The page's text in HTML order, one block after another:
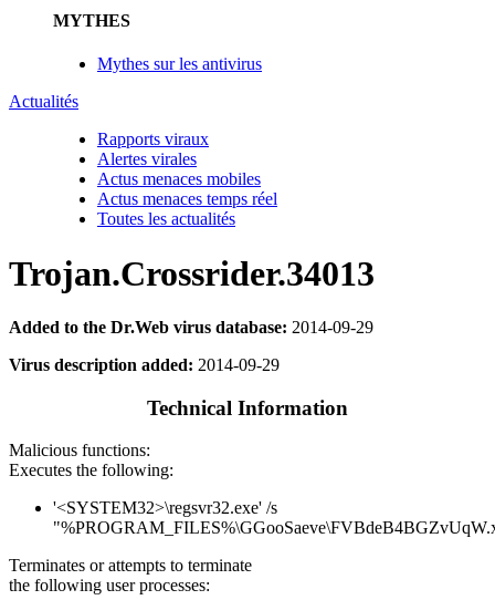
MYTHES
Mythes sur les antivirus
Actualités
Rapports viraux
Alertes virales
Actus menaces mobiles
Actus menaces temps réel
Toutes les actualités
Trojan.Crossrider.34013
Added to the Dr.Web virus database: 2014-09-29
Virus description added: 2014-09-29
Technical Information
Malicious functions:
Executes the following:
'<SYSTEM32>\regsvr32.exe' /s
Terminates or attempts to terminate
the following user processes: